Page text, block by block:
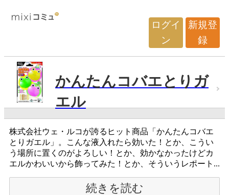
ログイ
ン
新規登
録
かんたんコバエとりガ
エル
株式会社ウェ・ルコが誇るヒット商品「かんたんコバエ
とりガエル」。こんな液入れたら効いた！とか、こうい
う場所に置くのがよろしい！とか、効かなかったけどカ
エルかわいいから飾ってみた！とか、そういうレポート...
続きを読む